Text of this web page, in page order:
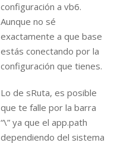
configuración a vb6.
Aunque no sé
exactamente a que base
estás conectando por la
configuración que tienes.
Lo de sRuta, es posible
que te falle por la barra
“\” ya que el app.path
dependiendo del sistema